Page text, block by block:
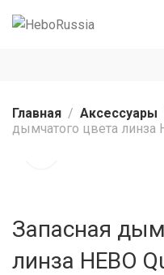
Главная Аксессуары
дымчатого цвета линза
Запасная
линза HEBO